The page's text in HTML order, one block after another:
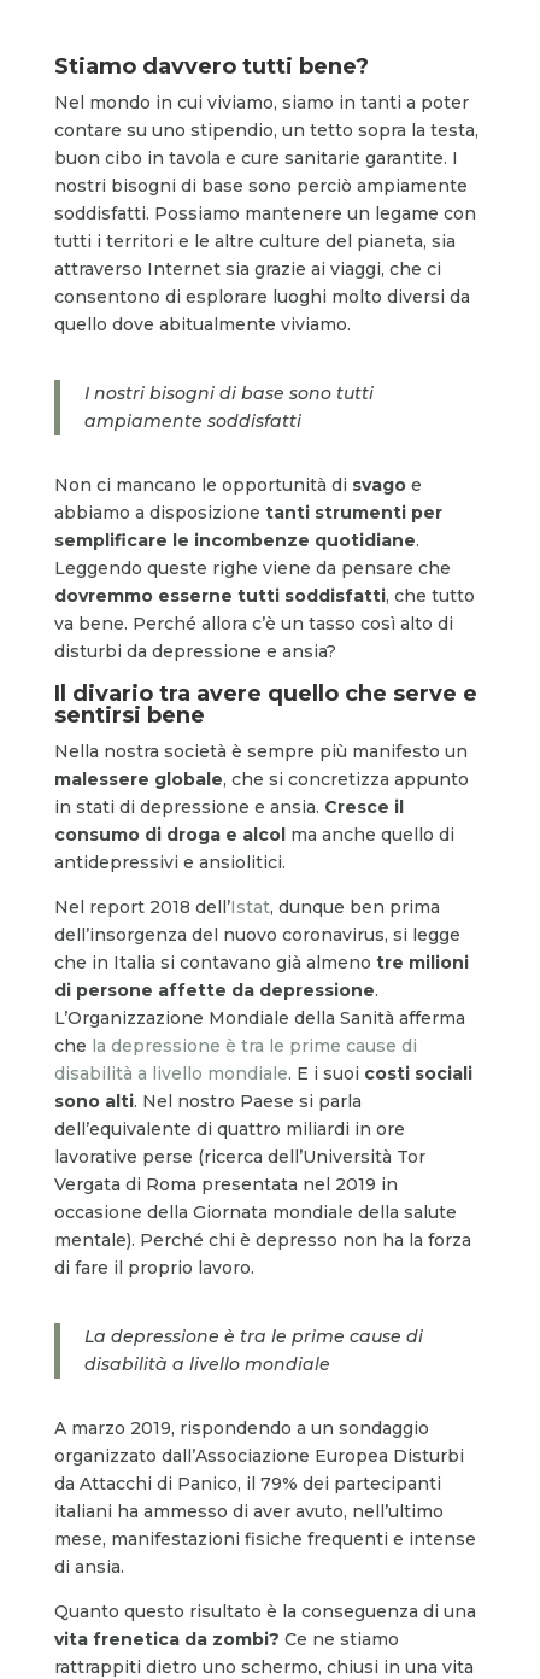
Stiamo davvero tutti bene?
Nel mondo in cui viviamo, siamo in tanti a poter
contare su uno stipendio, un tetto sopra la testa,
buon cibo in tavola e cure sanitarie garantite. I
nostri bisogni di base sono perciò ampiamente
soddisfatti. Possiamo mantenere un legame con
tutti i territori e le altre culture del pianeta, sia
attraverso Internet sia grazie ai viaggi, che ci
consentono di esplorare luoghi molto diversi da
quello dove abitualmente viviamo.
I nostri bisogni di base sono tutti
ampiamente soddisfatti
Non ci mancano le opportunità di svagoe
abbiamo a disposizione tanti strumenti per
semplificare le incombenze quotidiane.
Leggendo queste righe viene da pensare che
dovremmo esserne tutti soddisfatti, che tutto
va bene. Perché allora c’è un tasso così alto di
disturbi da depressione e ansia?
Il divario tra avere quello che serve e
sentirsi bene
Nella nostra società è sempre più manifesto un
malessere globale, che si concretizza appunto
in stati di depressione e ansia. Cresce il
consumo di droga e alcolma anche quello di
antidepressivi e ansiolitici.
Nel report 2018 dell’Istat, dunque ben prima
dell’insorgenza del nuovo coronavirus, si legge
che in Italia si contavano già almeno tre milioni
di persone affette da depressione.
L’Organizzazione Mondiale della Sanità afferma
che la depressione è tra le prime cause di
disabilità a livello mondiale. E i suoi costi sociali
sono alti. Nel nostro Paese si parla
dell’equivalente di quattro miliardi in ore
lavorative perse (ricerca dell’Università Tor
Vergata di Roma presentata nel 2019 in
occasione della Giornata mondiale della salute
mentale). Perché chi è depresso non ha la forza
di fare il proprio lavoro.
La depressione è tra le prime cause di
disabilità a livello mondiale
A marzo 2019, rispondendo a un sondaggio
organizzato dall’Associazione Europea Disturbi
da Attacchi di Panico, il 79% dei partecipanti
italiani ha ammesso di aver avuto, nell’ultimo
mese, manifestazioni fisiche frequenti e intense
di ansia.
Quanto questo risultato è la conseguenza di una
vita frenetica da zombi? Ce ne stiamo
rattrappiti dietro uno schermo, chiusi in una vita